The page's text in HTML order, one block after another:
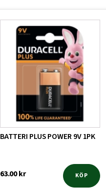
BATTERI PLUS POWER 9V 1PK
63.00kr KÖP